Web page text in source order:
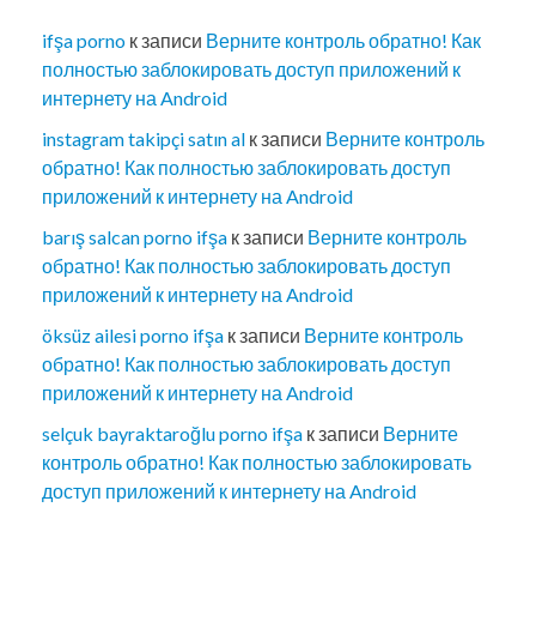
ifşa porno к записи Верните контроль обратно! Как
полностью заблокировать доступ приложений к
интернету на Android
instagram takipçi satın al к записи Верните контроль
обратно! Как полностью заблокировать доступ
приложений к интернету на Android
barış salcan porno ifşa к записи Верните контроль
обратно! Как полностью заблокировать доступ
приложений к интернету на Android
öksüz ailesi porno ifşa к записи Верните контроль
обратно! Как полностью заблокировать доступ
приложений к интернету на Android
selçuk bayraktaroğlu porno ifşa к записи Верните
контроль обратно! Как полностью заблокировать
доступ приложений к интернету на Android